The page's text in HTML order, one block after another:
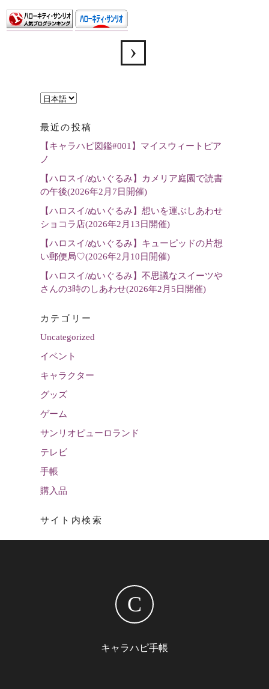
言
を
選
最近の投稿
【キャラハピ図鑑#001】マイスウィートピア
ノ
【ハロスイ/ぬいぐるみ】カメリア庭園で読書
の午後(2026年2月7日開催)
【ハロスイ/ぬいぐるみ】想いを運ぶしあわせ
ショコラ店(2026年2月13日開催)
【ハロスイ/ぬいぐるみ】キューピッドの片想
い郵便局♡(2026年2月10日開催)
【ハロスイ/ぬいぐるみ】不思議なスイーツや
さんの3時のしあわせ(2026年2月5日開催)
カテゴリー
Uncategorized
イベント
キャラクター
グッズ
ゲーム
サンリオピューロランド
テレビ
手帳
購入品
サイト内検索
C
キャラハピ手帳